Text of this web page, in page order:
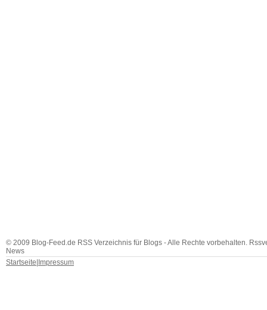
© 2009 Blog-Feed.de RSS Verzeichnis für Blogs - Alle Rechte vorbehalten.
News
Startseite Impressum